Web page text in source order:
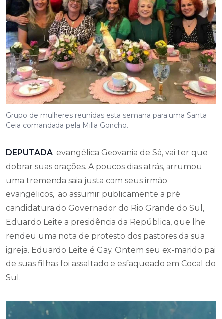
Grupo de mulheres reunidas esta semana para uma Santa
Ceia comandada pela Milla Goncho.
DEPUTADA evangélica Geovania de Sá, vai ter que
dobrar suas orações. A poucos dias atrás, arrumou
uma tremenda saia justa com seus irmão
evangélicos, ao assumir publicamente a pré
candidatura do Governador do Rio Grande do Sul,
Eduardo Leite a presidência da República, que lhe
rendeu uma nota de protesto dos pastores da sua
igreja. Eduardo Leite é Gay. Ontem seu ex-marido pai
de suas filhas foi assaltado e esfaqueado em Cocal do
Sul.